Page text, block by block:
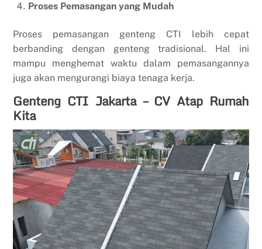
Proses Pemasangan yang Mudah
Proses pemasangan genteng CTI lebih cepat
berbanding dengan genteng tradisional. Hal ini
mampu menghemat waktu dalam pemasangannya
juga akan mengurangi biaya tenaga kerja.
Genteng CTI Jakarta – CV Atap Rumah
Kita